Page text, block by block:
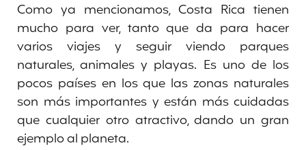
Como ya mencionamos, Costa Rica tienen
mucho para ver, tanto que da para hacer
varios viajes y seguir viendo parques
naturales, animales y playas. Es uno de los
pocos países en los que las zonas naturales
son más importantes y están más cuidadas
que cualquier otro atractivo, dando un gran
ejemplo al planeta.